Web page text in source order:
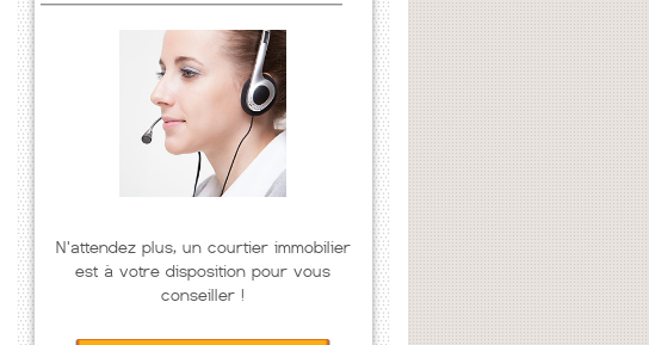
N'attendez plus, un courtier immobilier
est à votre disposition pour vous
conseiller !